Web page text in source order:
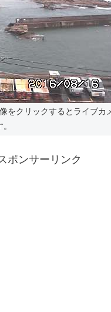
をクリックするとライブカ
ポンサーリンク